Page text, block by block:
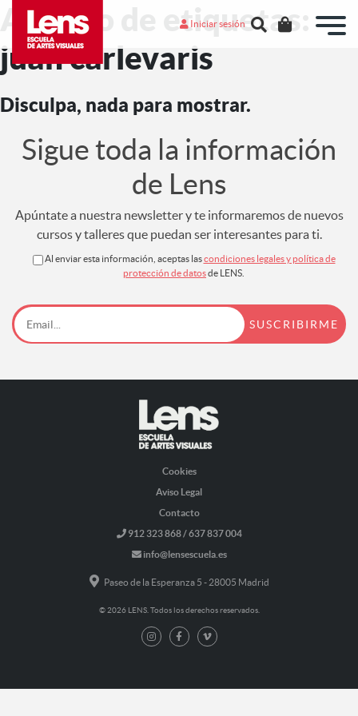
Iniciar sesión
Archivo de etiquetas:
juan carlevaris
Disculpa, nada para mostrar.
Sigue toda la información
de Lens
Apúntate a nuestra newsletter y te informaremos de nuevos
cursos y talleres que puedan ser interesantes para ti.
Al enviar esta información, aceptas lascondiciones legales y política de
protección de datosde LENS.
Cookies
Aviso Legal
Contacto
912 323 868 / 637 837 004
info@lensescuela.es
Paseo de la Esperanza 5 - 28005 Madrid
© 2026 LENS. Todos los derechos reservados.